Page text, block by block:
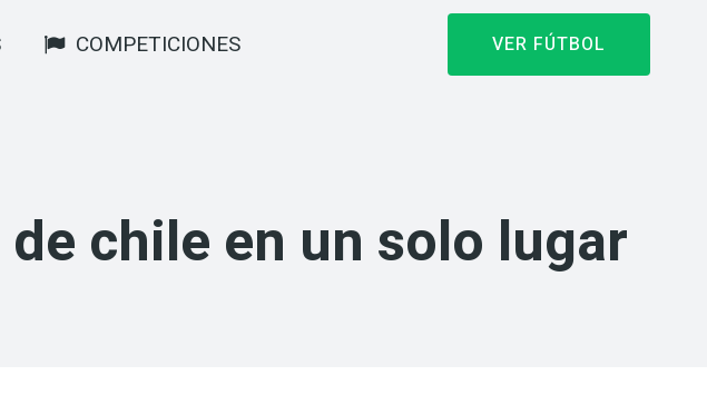
COMPETICIONES VER FÚTBOL
chile en un solo lugar